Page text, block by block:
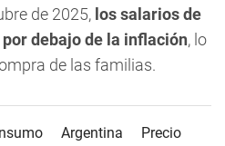
de 2025, los salarios de
debajo de la inflación, lo
de las familias.
Argentina
Precio